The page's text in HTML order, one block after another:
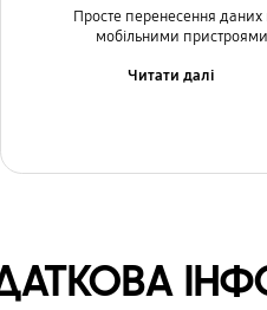
Просте перенесення даних
мобільними пристроями
Читати далі